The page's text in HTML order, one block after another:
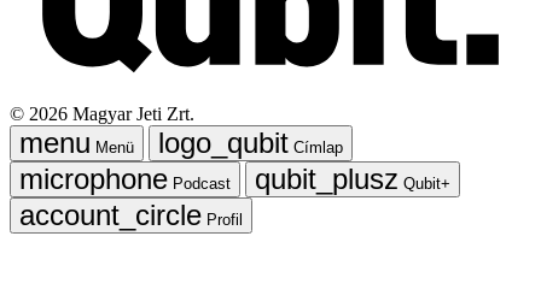
© 2026 Magyar Jeti Zrt.
Menü
Címlap
Podcast
Qubit+
Profil